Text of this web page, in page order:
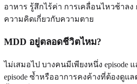
อาหาร รู้สึกไร้ค่า การเคลื่อนไหวช้าล
ความคิดเกี่ยวกับความตาย
MDD อยู่ตลอดชีวิตไหม?
ไม่เสมอไป บางคนมีเพียงหนึ่ง episode
episode ซ้ำหรืออาการคงค้างที่ต้องดูแ